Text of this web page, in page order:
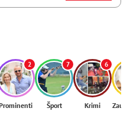
2 7
Šport
6
Krimi